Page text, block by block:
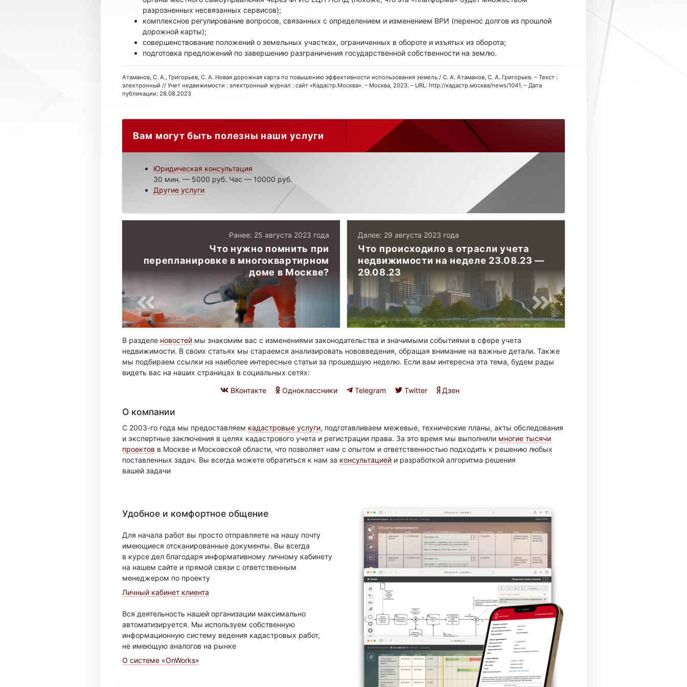
разрозненных несвязанных сервисов);
комплексное регулирование вопросов, связанных с определением и изменением ВРИ (перенос долгов из прошлой
дорожной карты);
совершенствование положений о земельных участках, ограниченных в обороте и изъятых из оборота;
подготовка предложений по завершению разграничения государственной собственности на землю.
Атаманов, С. А., Григорьев, С. А. Новая дорожная карта по повышению эффективности использования земель / С. А. Атаманов, С. А. Григорьев. – Текст :
электронный // Учет недвижимости : электронный журнал : сайт «Кадастр.Москва». – Москва, 2023. – URL: http://кадастр.москва/news/1041. – Дата
публикации: 28.08.2023
Вам могут быть полезны наши услуги
Юридическая консультация
30 мин. — 5000 руб. Час — 10000 руб.
Другие услуги
Ранее: 25 августа 2023 года
Что нужно помнить при
перепланировке в многоквартирном
доме в Москве?
Далее: 29 августа 2023 года
Что происходило в отрасли учета
недвижимости на неделе 23.08.23 —
29.08.23
В разделе новостей мы знакомим вас с изменениями законодательства и значимыми событиями в сфере учета
недвижимости. В своих статьях мы стараемся анализировать нововведения, обращая внимание на важные детали. Также
мы подбираем ссылки на наиболее интересные статьи за прошедшую неделю. Если вам интересна эта тема, будем рады
видеть вас на наших страницах в социальных сетях:
ВКонтакте Одноклассники Telegram Twitter Дзен
О компании
С 2003-го года мы предоставляем кадастровые услуги, подготавливаем межевые, технические планы, акты обследования
и экспертные заключения в целях кадастрового учета и регистрации права. За это время мы выполнили многие тысячи
проектов в Москве и Московской области, что позволяет нам с опытом и ответственностью подходить к решению любых
поставленных задач. Вы всегда можете обратиться к нам за консультацией и разработкой алгоритма решения
вашей задачи
Удобное и комфортное общение
Для начала работ вы просто отправляете на нашу почту
имеющиеся отсканированные документы. Вы всегда
в курсе дел благодаря информативному личному кабинету
на нашем сайте и прямой связи с ответственным
менеджером по проекту
Личный кабинет клиента
Вся деятельность нашей организации максимально
автоматизируется. Мы используем собственную
информационную систему ведения кадастровых работ,
не имеющую аналогов на рынке
О системе «OnWorks»